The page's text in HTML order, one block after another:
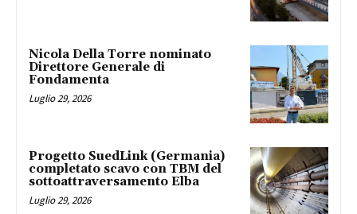
Nicola Della Torre nominato
Direttore Generale di
Fondamenta
Luglio 29, 2026
Progetto SuedLink (Germania)
completato scavo con TBM del
sottoattraversamento Elba
Luglio 29, 2026